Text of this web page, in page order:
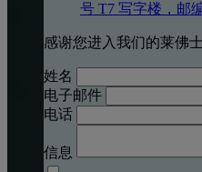
号 T7 写字楼，邮
感谢您进入我们的莱佛
姓名
电子邮件
电话
信息